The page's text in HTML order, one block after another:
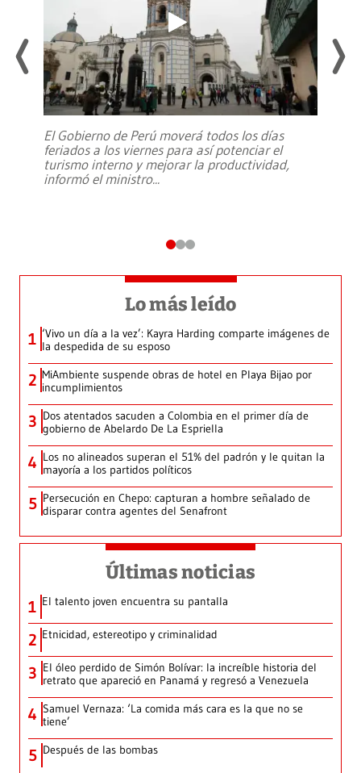
El Gobierno de Perú moverá todos los días
feriados a los viernes para así potenciar el
turismo interno y mejorar la productividad,
informó el ministro...
Lo más leído
1 ‘Vivo un día a la vez’: Kayra Harding comparte imágenes de
la despedida de su esposo
2 MiAmbiente suspende obras de hotel en Playa Bijao por
incumplimientos
3 Dos atentados sacuden a Colombia en el primer día de
gobierno de Abelardo De La Espriella
4 Los no alineados superan el 51% del padrón y le quitan la
mayoría a los partidos políticos
5 Persecución en Chepo: capturan a hombre señalado de
disparar contra agentes del Senafront
Últimas noticias
1 El talento joven encuentra su pantalla​
2 Etnicidad, estereotipo y criminalidad
3 El óleo perdido de Simón Bolívar: la increíble historia del
retrato que apareció en Panamá y regresó a Venezuela
4 Samuel Vernaza: ‘La comida más cara es la que no se
tiene’
5 Después de las bombas